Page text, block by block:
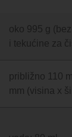
oko 995 g
i tekućine za
približno 110
mm (visina x